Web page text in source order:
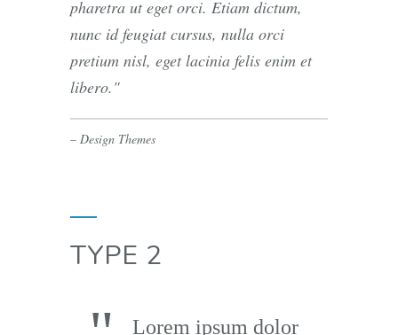
pharetra ut eget orci. Etiam dictum,
nunc id feugiat cursus, nulla orci
pretium nisl, eget lacinia felis enim et
libero.
– Design Themes
TYPE 2
Lorem ipsum dolor